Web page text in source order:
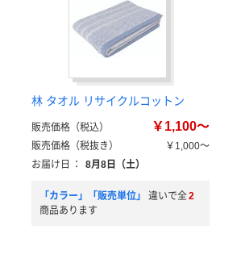
林 タオル リサイクルコットン
販売価格（税込） ￥1,100～
販売価格（税抜き）
￥1,000～
お届け日
： 8月8日（土）
「カラー」「販売単位」 違いで全2
商品あります